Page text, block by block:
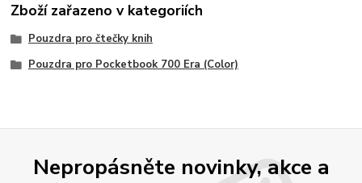
Zboží zařazeno v kategoriích
Pouzdra pro čtečky knih
Pouzdra pro Pocketbook 700 Era (Color)
Nepropásněte novinky, akce a